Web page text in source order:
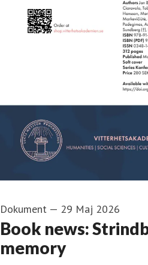
Dokument — 29 Maj 2026
Book news:
memory